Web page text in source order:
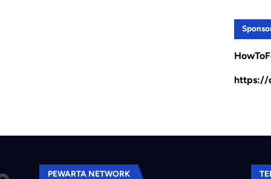
https://
PEWARTA NETWORK